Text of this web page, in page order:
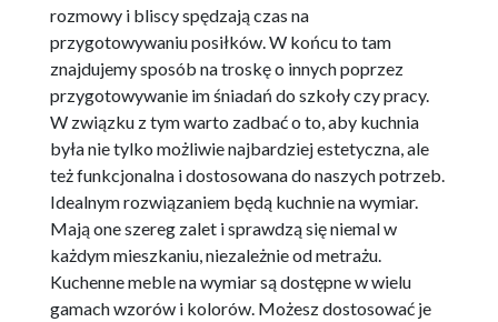
rozmowy i bliscy spędzają czas na
przygotowywaniu posiłków. W końcu to tam
znajdujemy sposób na troskę o innych poprzez
przygotowywanie im śniadań do szkoły czy pracy.
W związku z tym warto zadbać o to, aby kuchnia
była nie tylko możliwie najbardziej estetyczna, ale
też funkcjonalna i dostosowana do naszych potrzeb.
Idealnym rozwiązaniem będą kuchnie na wymiar.
Mają one szereg zalet i sprawdzą się niemal w
każdym mieszkaniu, niezależnie od metrażu.
Kuchenne meble na wymiar są dostępne w wielu
gamach wzorów i kolorów. Możesz dostosować je